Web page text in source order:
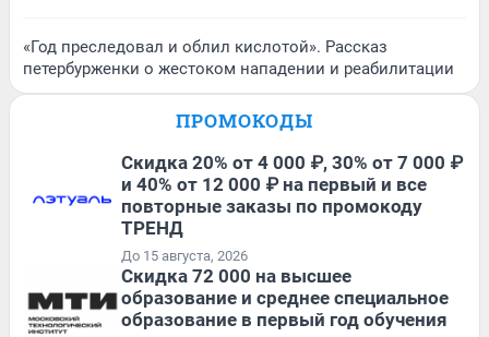
«Год преследовал и облил кислотой». Рассказ
петербурженки о жестоком нападении и реабилитации
ПРОМОКОДЫ
Скидка 20% от 4 000 ₽, 30% от 7 000 ₽
и 40% от 12 000 ₽ на первый и все
повторные заказы по промокоду
ТРЕНД
До 15 августа, 2026
Скидка 72 000 на высшее
образование и среднее специальное
образование в первый год обучения